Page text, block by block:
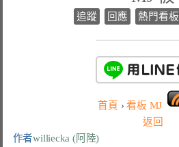
追蹤 回應 熱門看板
首頁 › 看板 MJ
返回
作者williecka (阿陸)